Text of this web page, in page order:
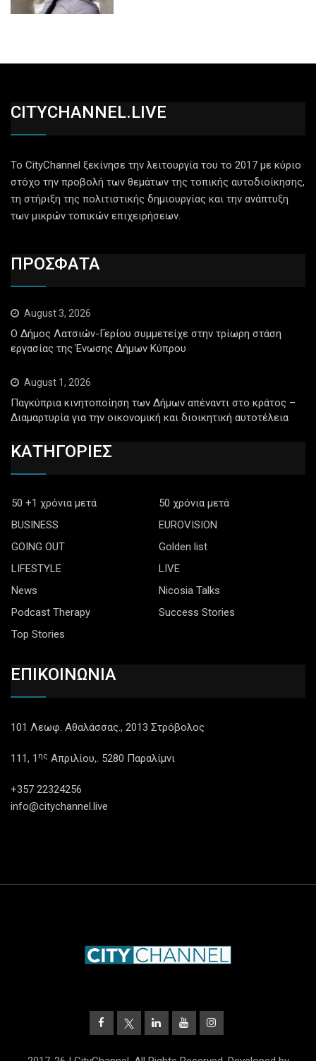
CITYCHANNEL.LIVE
Το CityChannel ξεκίνησε την λειτουργία του το 2017 με κύριο
στόχο την προβολή των θεμάτων της τοπικής αυτοδιοίκησης,
τη στήριξη της πολιτιστικής δημιουργίας και την ανάπτυξη
των μικρών τοπικών επιχειρήσεων.
ΠΡΟΣΦΑΤΑ
August 3, 2026
Ο Δήμος Λατσιών-Γερίου συμμετείχε στην τρίωρη στάση
εργασίας της Ένωσης Δήμων Κύπρου
August 1, 2026
Παγκύπρια κινητοποίηση των Δήμων απέναντι στο κράτος –
Διαμαρτυρία για την οικονομική και διοικητική αυτοτέλεια
ΚΑΤΗΓΟΡΙΕΣ
50 +1 χρόνια μετά
50 χρόνια μετά
BUSINESS
EUROVISION
GOING OUT
Golden list
LIFESTYLE
LIVE
News
Nicosia Talks
Podcast Therapy
Success Stories
Top Stories
ΕΠΙΚΟΙΝΩΝΙΑ
101 Λεωφ. Αθαλάσσας., 2013 Στρόβολος
111, 1 ης Απριλίου,. 5280 Παραλίμνι
+357 22324256
info@citychannel.live